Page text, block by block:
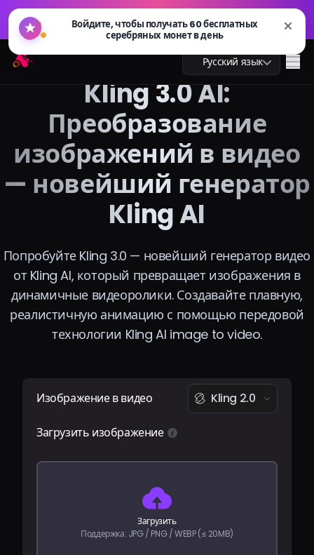
🔥GPT Image 2.0 уже доступен: быстрее, умнее и готов
к 4K. Попробуйте сейчас
Arting AI Русский язык
AI чат
AI обучение
AI изображения
AI видео
AI инструменты
🔥GPT Image 2.0 уже доступен: быстрее, умнее и готов
Kling 3.0 AI:
Преобразование
изображений в видео
— новейший генератор
Kling AI
Попробуйте Kling 3.0 — новейший генератор видео
от Kling AI, который превращает изображения в
динамичные видеоролики. Создавайте плавную,
реалистичную анимацию с помощью передовой
технологии Kling AI image to video.
Изображение в видео Kling 2.0
Загрузить изображение
Загрузить
Поддержка: JPG / PNG / WEBP (≤ 20MB)